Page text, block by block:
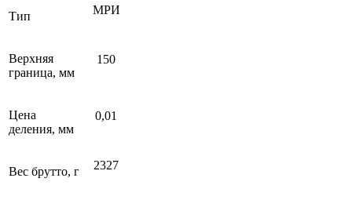
Тип МРИ
Верхняя
граница, мм
150
Цена
деления, мм
0,01
Вес брутто, г 2327